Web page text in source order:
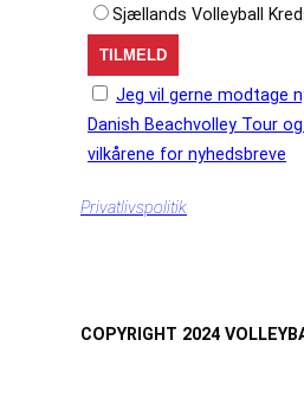
Sjællands Volleyball
Jeg vil gerne modtage
Danish Beachvolley Tour
vilkårene for nyhedsbreve
Privatlivspolitik
COPYRIGHT 2024